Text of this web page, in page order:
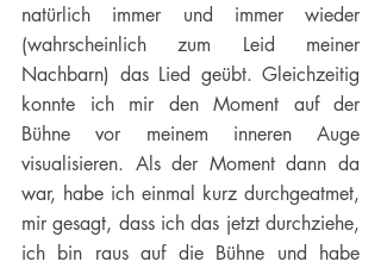
natürlich immer und immer wieder
(wahrscheinlich zum Leid meiner
Nachbarn) das Lied geübt. Gleichzeitig
konnte ich mir den Moment auf der
Bühne vor meinem inneren Auge
visualisieren. Als der Moment dann da
war, habe ich einmal kurz durchgeatmet,
mir gesagt, dass ich das jetzt durchziehe,
ich bin raus auf die Bühne und habe